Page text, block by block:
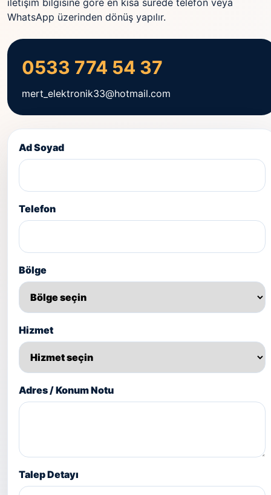
iletişim bilgisine göre en kısa sürede telefon veya
WhatsApp üzerinden dönüş yapılır.
0533 774 54 37
mert_elektronik33@hotmail.com
Ad Soyad
Telefon
Bölge
Hizmet
Adres / Konum Notu
Talep Detayı